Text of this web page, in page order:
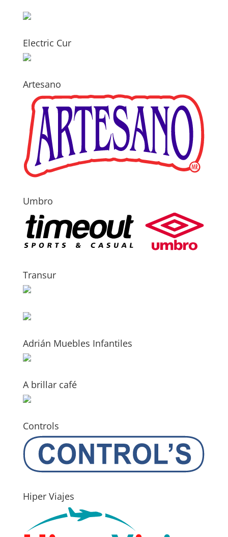
Electric Cur
Artesano
Umbro
Transur
Adrián Muebles Infantiles
A brillar café
Controls
Hiper Viajes